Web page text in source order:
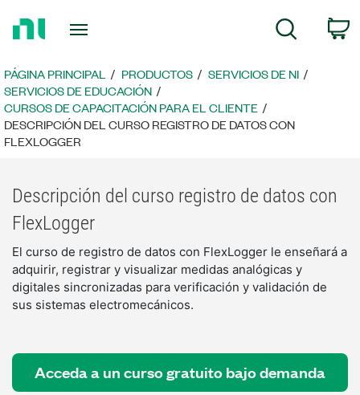
página
principal
Búsqueda
PÁGINA PRINCIPAL PRODUCTOS
SERVICIOS DE NI
SERVICIOS DE EDUCACIÓN
CURSOS DE CAPACITACIÓN PARA EL CLIENTE
DESCRIPCIÓN DEL CURSO REGISTRO DE DATOS CON
FLEXLOGGER
Descripción del curso registro de datos con
FlexLogger
El curso de registro de datos con FlexLogger le enseñará a
adquirir, registrar y visualizar medidas analógicas y
digitales sincronizadas para verificación y validación de
sus sistemas electromecánicos.
Acceda a un curso gratuito bajo demanda